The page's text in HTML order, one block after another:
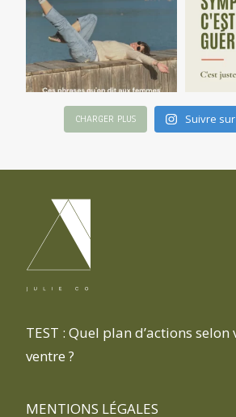
CHARGER PLUS Suivre
TEST : Quel plan d’actions
ventre ?
MENTIONS LÉGALES